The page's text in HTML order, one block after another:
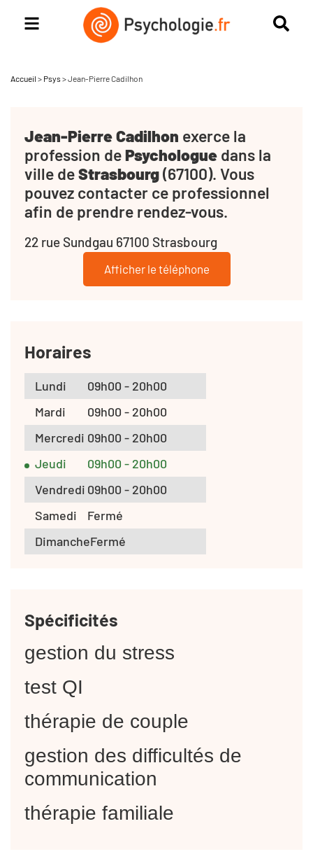
Accueil > Psys >Jean-Pierre Cadilhon
Jean-Pierre Cadilhon exerce la
profession dePsychologue dans la
ville deStrasbourg(67100). Vous
pouvez contacter ce professionnel
afin de prendre rendez-vous.
22 rue Sundgau 67100 Strasbourg
Afficher le téléphone
Horaires
Lundi
09h00 - 20h00
Mardi
09h00 - 20h00
Mercredi 09h00 - 20h00
Jeudi
09h00 - 20h00
Vendredi 09h00 - 20h00
Samedi
Fermé
DimancheFermé
Spécificités
gestion du stress
test QI
thérapie de couple
gestion des difficultés de
communication
thérapie familiale